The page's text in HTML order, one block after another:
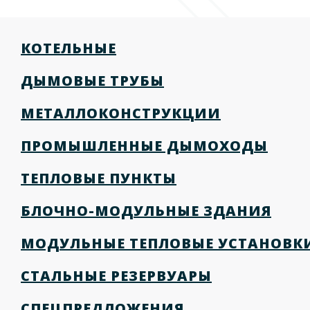
КОТЕЛЬНЫЕ
ДЫМОВЫЕ ТРУБЫ
МЕТАЛЛОКОНСТРУКЦИИ
ПРОМЫШЛЕННЫЕ ДЫМОХОДЫ
ТЕПЛОВЫЕ ПУНКТЫ
БЛОЧНО-МОДУЛЬНЫЕ ЗДАНИЯ
МОДУЛЬНЫЕ ТЕПЛОВЫЕ
СТАЛЬНЫЕ РЕЗЕРВУАРЫ